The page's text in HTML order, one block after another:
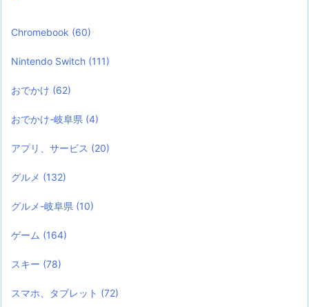
Chromebook (60)
Nintendo Switch (111)
おでかけ (62)
おでかけ-岐阜県 (4)
アプリ、サービス (20)
グルメ (132)
グルメ-岐阜県 (10)
ゲーム (164)
スキー (78)
スマホ、タブレット (72)